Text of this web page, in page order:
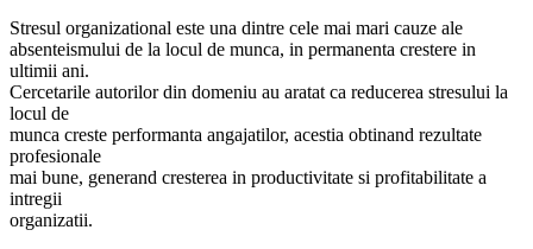
Stresul organizational este una dintre cele mai mari cauze ale
absenteismului de la locul de munca, in permanenta crestere in
ultimii ani.
Cercetarile autorilor din domeniu au aratat ca reducerea stresului la
locul de
munca creste performanta angajatilor, acestia obtinand rezultate
profesionale
mai bune, generand cresterea in productivitate si profitabilitate a
intregii
organizatii.